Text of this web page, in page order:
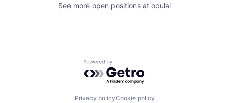
See more open positions at oculai
Powered by Getro.com
Privacy policyCookie policy